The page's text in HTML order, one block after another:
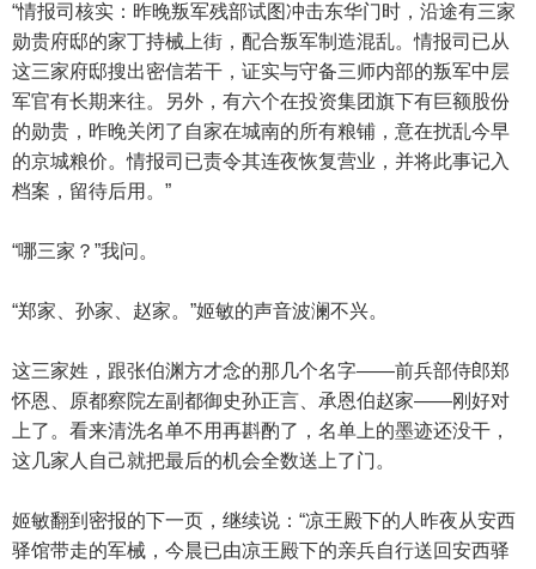
“情报司核实：昨晚叛军残部试图冲击东华门时，沿途有三家
勋贵府邸的家丁持械上街，配合叛军制造混乱。情报司已从
这三家府邸搜出密信若干，证实与守备三师内部的叛军中层
军官有长期来往。另外，有六个在投资集团旗下有巨额股份
的勋贵，昨晚关闭了自家在城南的所有粮铺，意在扰乱今早
的京城粮价。情报司已责令其连夜恢复营业，并将此事记入
档案，留待后用。”
“哪三家？”我问。
“郑家、孙家、赵家。”姬敏的声音波澜不兴。
这三家姓，跟张伯渊方才念的那几个名字——前兵部侍郎郑
怀恩、原都察院左副都御史孙正言、承恩伯赵家——刚好对
上了。看来清洗名单不用再斟酌了，名单上的墨迹还没干，
这几家人自己就把最后的机会全数送上了门。
姬敏翻到密报的下一页，继续说：“凉王殿下的人昨夜从安西
驿馆带走的军械，今晨已由凉王殿下的亲兵自行送回安西驿